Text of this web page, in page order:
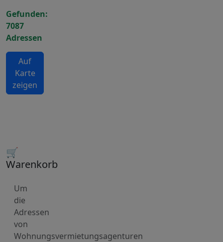
Gefunden:
7087
Adressen
Auf
Karte
zeigen
🛒
Warenkorb
Um
die
Adressen
von
Wohnungsvermietungsagenturen